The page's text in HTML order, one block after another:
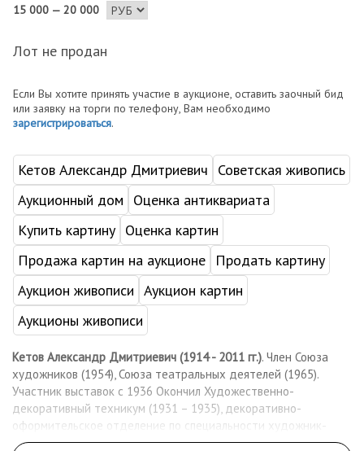
15 000 — 20 000
Лот не продан
Если Вы хотите принять участие в аукционе, оставить заочный бид
или заявку на торги по телефону, Вам необходимо
зарегистрироваться.
Кетов Александр Дмитриевич
Советская живопись
Аукционный дом
Оценка антиквариата
Купить картину Оценка картин
Продажа картин на аукционе
Продать картину
Аукцион живописи Аукцион картин
Аукционы живописи
Кетов Александр Дмитриевич (1914 - 2011 гг.). Член Союза
художников (1954), Союза театральных деятелей (1965).
Участник выставок с 1936 Окончил Художественно-
декоративный техникум (1931 – 1935), декоративно-
оформительское отделение по специальности художник-
декоратор, г. Молотово (Пермь). В 1935 г. переехал в г.